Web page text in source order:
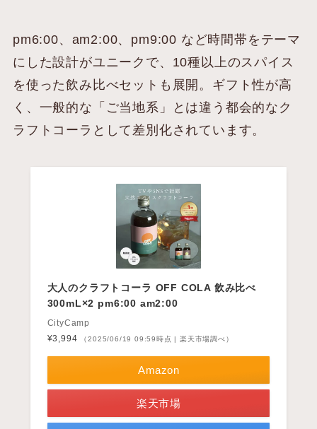
pm6:00、am2:00、pm9:00 など時間帯をテーマ
にした設計がユニークで、10種以上のスパイス
を使った飲み比べセットも展開。ギフト性が高
く、一般的な「ご当地系」とは違う都会的なク
ラフトコーラとして差別化されています。
大人のクラフトコーラ OFF COLA 飲み比べ
300mL×2 pm6:00 am2:00
CityCamp
¥3,994
（2025/06/19 09:59時点 | 楽天市場調べ）
Amazon
楽天市場